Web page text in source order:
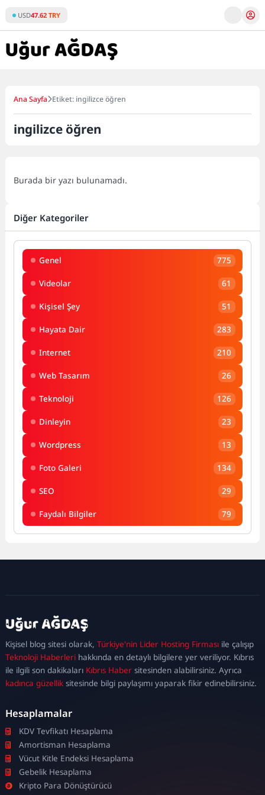
content
USD47.62 TRY
Ana Sayfa Etiket: ingilizce öğren
ingilizce öğren
Burada bir yazı bulunamadı.
Diğer Kategoriler
Genel 775
Videolar 61
Kişisel Şey 51
Hayata Dair 283
Internet 210
Web Tasarım 26
Teknoloji 126
Dinleyin 23
Wordpress 13
Foto Galeri 134
SEO 29
Faydalı Bilgiler 79
Kişisel blog sitesi olarak,Türkiye'nin Lider Hosting Firması ile çalışıp
Teknoloji Haberleri hakkında en detaylı bilgilere yer veriliyor. Kıbrıs
ile ilgili son dakikaları Kıbrıs Haber sitesinden alabilirsiniz. Ayrıca
kadınca güzellik sitesinde bilgi paylaşımı yaparak fikir edinebilirsiniz.
kadıköy
escortmaltepe
escortataşehir
escortümraniye
escort
Hesaplamalar
KDV Tevfikatı Hesaplama
Amortisman Hesaplama
Vücut Kitle Endeksi Hesaplama
Gebelik Hesaplama
Kripto Para Dönüştürücü